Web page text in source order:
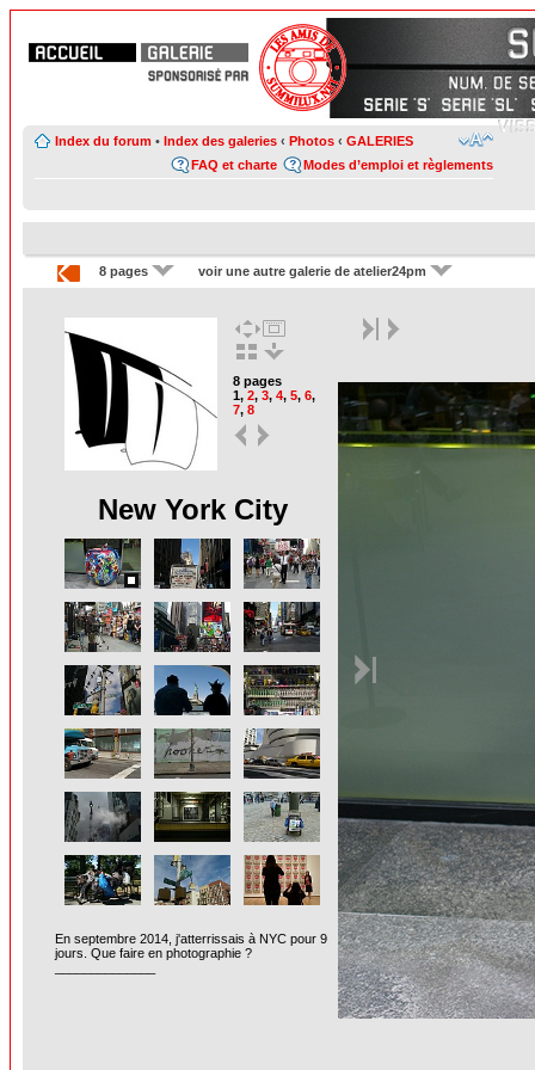
Index du forum • Index des galeries ‹ Photos ‹ GALERIES
Modes d’emploi et règlements
FAQ et charte
8 pages voir une autre galerie de atelier24pm
8 pages
1, 2, 3, 4, 5, 6,
7, 8
New York City
En septembre 2014, j'atterrissais à NYC pour 9
jours. Que faire en photographie ?